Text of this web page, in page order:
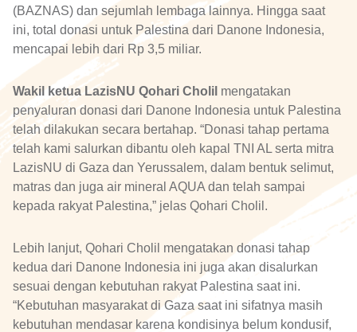
(BAZNAS) dan sejumlah lembaga lainnya. Hingga saat
ini, total donasi untuk Palestina dari Danone Indonesia,
mencapai lebih dari Rp 3,5 miliar.
Wakil ketua LazisNU Qohari Cholil mengatakan
penyaluran donasi dari Danone Indonesia untuk Palestina
telah dilakukan secara bertahap. “Donasi tahap pertama
telah kami salurkan dibantu oleh kapal TNI AL serta mitra
LazisNU di Gaza dan Yerussalem, dalam bentuk selimut,
matras dan juga air mineral AQUA dan telah sampai
kepada rakyat Palestina,” jelas Qohari Cholil.
Lebih lanjut, Qohari Cholil mengatakan donasi tahap
kedua dari Danone Indonesia ini juga akan disalurkan
sesuai dengan kebutuhan rakyat Palestina saat ini.
“Kebutuhan masyarakat di Gaza saat ini sifatnya masih
kebutuhan mendasar karena kondisinya belum kondusif,